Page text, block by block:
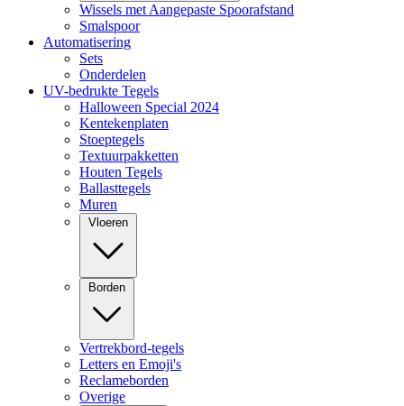
Wissels met Aangepaste Spoorafstand
Smalspoor
Automatisering
Sets
Onderdelen
UV-bedrukte Tegels
Halloween Special 2024
Kentekenplaten
Stoeptegels
Textuurpakketten
Houten Tegels
Ballasttegels
Muren
Vloeren
Borden
Vertrekbord-tegels
Letters en Emoji's
Reclameborden
Overige